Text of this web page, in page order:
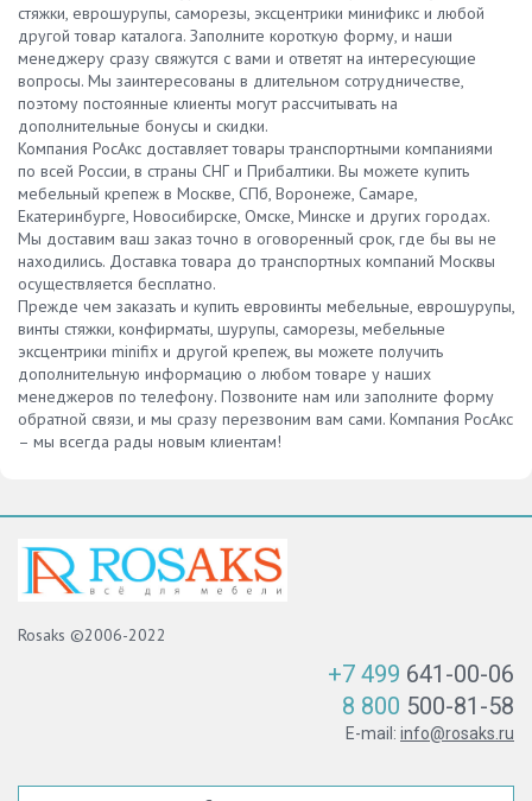
стяжки, еврошурупы, саморезы, эксцентрики минификс и любой
другой товар каталога. Заполните короткую форму, и наши
менеджеру сразу свяжутся с вами и ответят на интересующие
вопросы. Мы заинтересованы в длительном сотрудничестве,
поэтому постоянные клиенты могут рассчитывать на
дополнительные бонусы и скидки.
Компания РосАкс доставляет товары транспортными компаниями
по всей России, в страны СНГ и Прибалтики. Вы можете купить
мебельный крепеж в Москве, СПб, Воронеже, Самаре,
Екатеринбурге, Новосибирске, Омске, Минске и других городах.
Мы доставим ваш заказ точно в оговоренный срок, где бы вы не
находились. Доставка товара до транспортных компаний Москвы
осуществляется бесплатно.
Прежде чем заказать и купить евровинты мебельные, еврошурупы,
винты стяжки, конфирматы, шурупы, саморезы, мебельные
эксцентрики minifix и другой крепеж, вы можете получить
дополнительную информацию о любом товаре у наших
менеджеров по телефону. Позвоните нам или заполните форму
обратной связи, и мы сразу перезвоним вам сами. Компания РосАкс
– мы всегда рады новым клиентам!
Rosaks ©2006-2022
+7 499 641-00-06
8 800 500-81-58
E-mail: info@rosaks.ru